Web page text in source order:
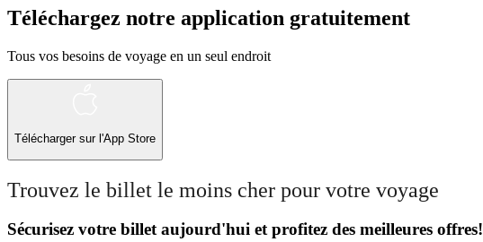
Téléchargez notre application gratuitement
Tous vos besoins de voyage en un seul endroit
Télécharger sur l'App Store
Trouvez le billet le moins cher pour votre voyage
Sécurisez votre billet aujourd'hui et profitez des meilleures offres!